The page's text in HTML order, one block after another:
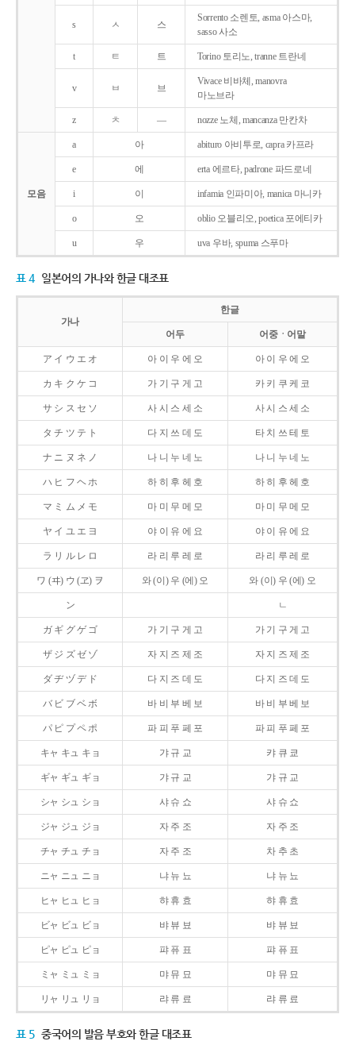
s ㅅ 스
Sorrento 소렌토, asma 아스마,
sasso 사소
t ㅌ 트 Torino 토리노, tranne 트란네
v ㅂ 브
Vivace 비바체, manovra
마노브라
z ㅊ ― nozze 노체, mancanza 만칸차
모음
a 아 abituro 아비투로, capra 카프라
e 에 erta 에르타, padrone 파드로네
i 이 infamia 인파미아, manica 마니카
o 오 oblio 오블리오, poetica 포에티카
u 우 uva 우바, spuma 스푸마
표 4 일본어의 가나와 한글 대조표
가나
한글
어두 어중ㆍ어말
ア イ ウ エ オ 아 이 우 에 오 아 이 우 에 오
カ キ ク ケ コ 가 기 구 게 고 카 키 쿠 케 코
サ シ ス セ ソ 사 시 스 세 소 사 시 스 세 소
タ チ ツ テ ト 다 지 쓰 데 도 타 치 쓰 테 토
ナ ニ ヌ ネ ノ 나 니 누 네 노 나 니 누 네 노
ハ ヒ フ ヘ ホ 하 히 후 헤 호 하 히 후 헤 호
マ ミ ム メ モ 마 미 무 메 모 마 미 무 메 모
ヤ イ ユ エ ヨ 야 이 유 에 요 야 이 유 에 요
ラ リ ル レ ロ 라 리 루 레 로 라 리 루 레 로
ワ (ヰ) ウ (ヱ) ヲ 와 (이) 우 (에) 오 와 (이) 우 (에) 오
ン ㄴ
ガ ギ グ ゲ ゴ 가 기 구 게 고 가 기 구 게 고
ザ ジ ズ ゼ ゾ 자 지 즈 제 조 자 지 즈 제 조
ダ ヂ ヅ デ ド 다 지 즈 데 도 다 지 즈 데 도
バ ビ ブ ベ ボ 바 비 부 베 보 바 비 부 베 보
パ ピ プ ペ ポ 파 피 푸 페 포 파 피 푸 페 포
キャ キュ キョ 갸 규 교 캬 큐 쿄
ギャ ギュ ギョ 갸 규 교 갸 규 교
シャ シュ ショ 샤 슈 쇼 샤 슈 쇼
ジャ ジュ ジョ 자 주 조 자 주 조
チャ チュ チョ 자 주 조 차 추 초
ニャ ニュ ニョ 냐 뉴 뇨 냐 뉴 뇨
ヒャ ヒュ ヒョ 햐 휴 효 햐 휴 효
ビャ ビュ ビョ 뱌 뷰 뵤 뱌 뷰 뵤
ピャ ピュ ピョ 퍄 퓨 표 퍄 퓨 표
ミャ ミュ ミョ 먀 뮤 묘 먀 뮤 묘
リャ リュ リョ 랴 류 료 랴 류 료
표 5 중국어의 발음 부호와 한글 대조표